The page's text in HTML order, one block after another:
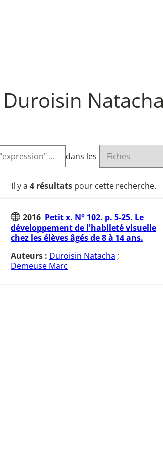
Duroisin Natacha
dans les
Il y a 4 résultats pour cette recherche.
2016 Petit x. N° 102. p. 5-25. Le
développement de l'habileté visuelle
chez les élèves âgés de 8 à 14 ans.
Auteurs : Duroisin Natacha ;
Demeuse Marc